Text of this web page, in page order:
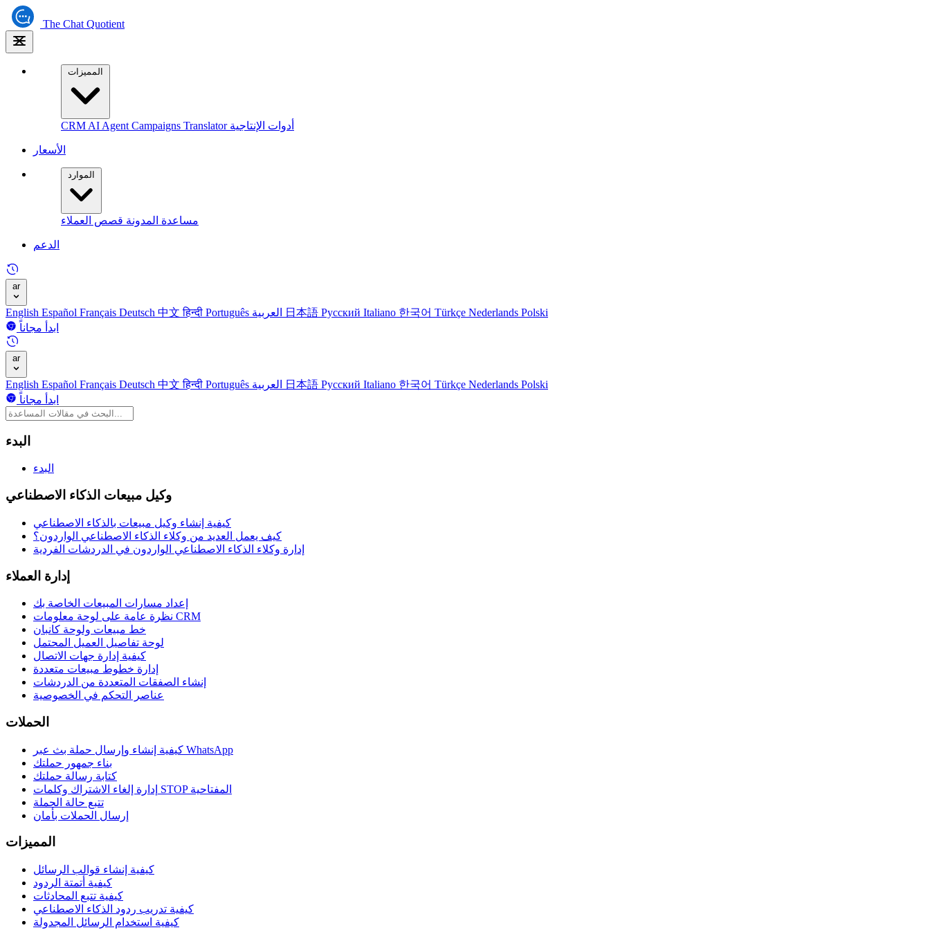
The Chat Quotient
المميزات
CRM AI Agent Campaigns Translator أدوات الإنتاجية
الأسعار
الموارد
مساعدة المدونة قصص العملاء
الدعم
ar
English Español Français Deutsch 中文हिन्दी Português 日本語 Русский Italiano 한국어 Türkçe Nederlands Polski
ابدأ مجاناً
ar
English Español Français Deutsch 中文हिन्दी Português 日本語 Русский Italiano 한국어 Türkçe Nederlands Polski
ابدأ مجاناً
البدء
البدء
وكيل مبيعات الذكاء الاصطناعي
كيفية إنشاء وكيل مبيعات بالذكاء الاصطناعي
كيف يعمل العديد من وكلاء الذكاء الاصطناعي الواردون؟
إدارة وكلاء الذكاء الاصطناعي الواردون في الدردشات الفردية
إدارة العملاء
إعداد مسارات المبيعات الخاصة بك
نظرة عامة على لوحة معلومات CRM
خط مبيعات ولوحة كانبان
لوحة تفاصيل العميل المحتمل
كيفية إدارة جهات الاتصال
إدارة خطوط مبيعات متعددة
إنشاء الصفقات المتعددة من الدردشات
عناصر التحكم في الخصوصية
الحملات
كيفية إنشاء وإرسال حملة بث عبر WhatsApp
بناء جمهور حملتك
كتابة رسالة حملتك
إدارة إلغاء الاشتراك وكلمات STOP المفتاحية
تتبع حالة الحملة
إرسال الحملات بأمان
المميزات
كيفية إنشاء قوالب الرسائل
كيفية أتمتة الردود
كيفية تتبع المحادثات
كيفية تدريب ردود الذكاء الاصطناعي
كيفية استخدام الرسائل المجدولة